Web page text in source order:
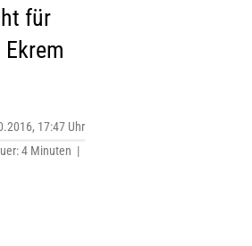
für
17:47 Uhr
4 Minuten |